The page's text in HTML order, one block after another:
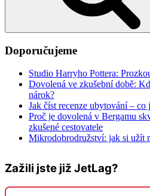
Doporučujeme
Studio Harryho Pottera:
Dovolená ve zkušební době:
nárok?
Jak číst recenze ubytování – co
Proč je dovolená v Bergamu
zkušené cestovatele
Mikrodobrodružství: jak si užít
Zažili jste již JetLag?